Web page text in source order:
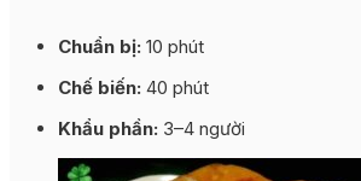
Chuẩn bị: 10 phút
Chế biến: 40 phút
Khẩu phần: 3–4 người